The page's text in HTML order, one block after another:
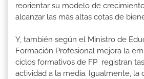
reorientar su modelo de
alcanzar las más altas cotas de
Y, también según el Ministro de
Formación Profesional mejora la
ciclos formativos de FP registran
actividad a la media. Igualmente, la